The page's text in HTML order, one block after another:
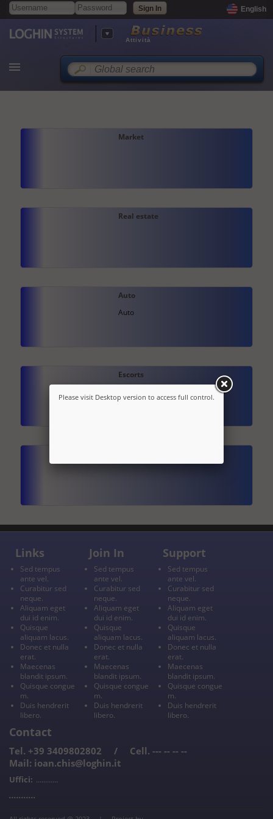
English
Attività
Market
Real estate
Auto
Auto
Escorts
Links
Sed tempus
ante vel.
Curabitur sed
neque.
Aliquam eget
dui id enim.
Quisque
aliquam lacus.
Donec et nulla
erat.
Maecenas
blandit ipsum.
Quisque congue
m.
Duis hendrerit
libero.
Join In
Sed tempus
ante vel.
Curabitur sed
neque.
Aliquam eget
dui id enim.
Quisque
aliquam lacus.
Donec et nulla
erat.
Maecenas
blandit ipsum.
Quisque congue
m.
Duis hendrerit
libero.
Support
Sed tempus
ante vel.
Curabitur sed
neque.
Aliquam eget
dui id enim.
Quisque
aliquam lacus.
Donec et nulla
erat.
Maecenas
blandit ipsum.
Quisque congue
m.
Duis hendrerit
libero.
Contact
Tel. +39 3409802802 / Cell. --- -- -- --
Mail: ioan.chis@loghin.it
Uffici: ............
...........
Please visit Desktop version to access full control.